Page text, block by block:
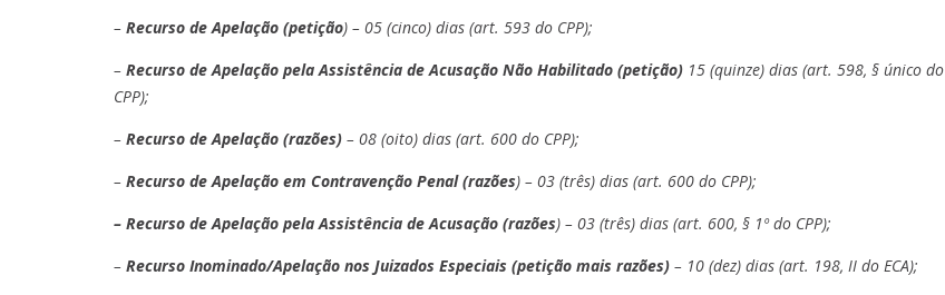
– Recurso de Apelação (petição) – 05 (cinco) dias (art. 593 do CPP);
– Recurso de Apelação pela Assistência de Acusação Não Habilitado (petição) 15 (quinze) dias (art. 598, § único do
CPP);
– Recurso de Apelação (razões) – 08 (oito) dias (art. 600 do CPP);
– Recurso de Apelação em Contravenção Penal (razões) – 03 (três) dias (art. 600 do CPP);
– Recurso de Apelação pela Assistência de Acusação (razões) – 03 (três) dias (art. 600, § 1º do CPP);
– Recurso Inominado/Apelação nos Juizados Especiais (petição mais razões) – 10 (dez) dias (art. 198, II do ECA);